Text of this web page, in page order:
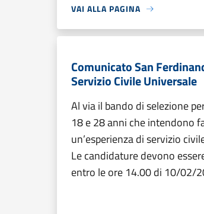
VAI ALLA PAGINA
Comunicato San
Servizio Civile Universale
Al via il bando di selezione
18 e 28 anni che intendono
un’esperienza di servizio
Le candidature devono
entro le ore 14.00 di 10/02/